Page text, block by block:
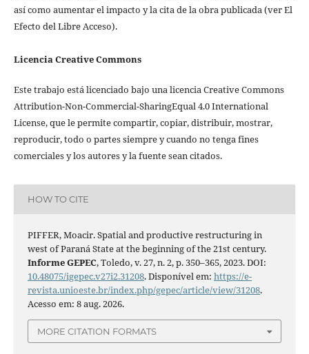
así como aumentar el impacto y la cita de la obra publicada (ver El
Efecto del Libre Acceso).
Licencia Creative Commons
Este trabajo está licenciado bajo una licencia Creative Commons
Attribution-Non-Commercial-SharingEqual 4.0 International
License, que le permite compartir, copiar, distribuir, mostrar,
reproducir, todo o partes siempre y cuando no tenga fines
comerciales y los autores y la fuente sean citados.
HOW TO CITE
PIFFER, Moacir. Spatial and productive restructuring in
west of Paraná State at the beginning of the 21st century.
Informe GEPEC, Toledo, v. 27, n. 2, p. 350–365, 2023. DOI:
10.48075/igepec.v27i2.31208. Disponível em: https://e-
revista.unioeste.br/index.php/gepec/article/view/31208.
Acesso em: 8 aug. 2026.
MORE CITATION FORMATS